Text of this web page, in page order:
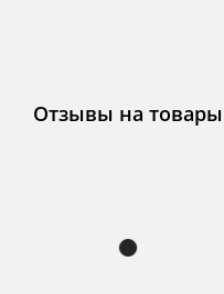
Отзывы на товары